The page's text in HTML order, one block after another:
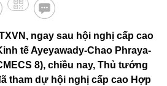
ngay sau hội nghị cấp cao
tế Ayeyawady-Chao Phraya-
8), chiều nay, Thủ tướng
tham dự hội nghị cấp cao Hợp